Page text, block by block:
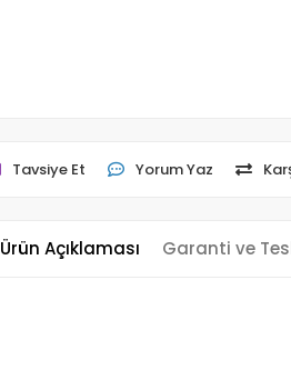
Tavsiye Et Yorum Yaz
Ürün Açıklaması Garanti ve